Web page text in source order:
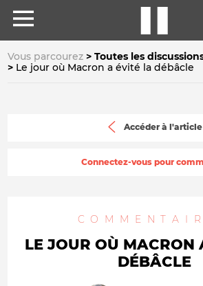
Vous parcourez
Toutes les
Le jour où Macron a évité la débâcle
Accéder à l'article
Connectez-vous pour
LE JOUR OÙ MACRON
DÉBÂCLE